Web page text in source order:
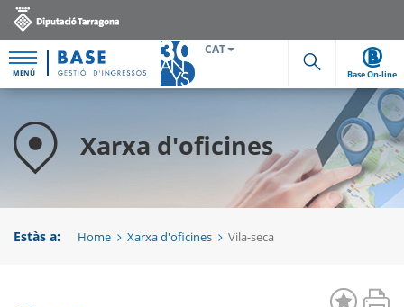
MENÚ
CAT
Cerca
Base On-line
Xarxa d'oficines
Estàs a: Home Xarxa d'oficines Vila-seca